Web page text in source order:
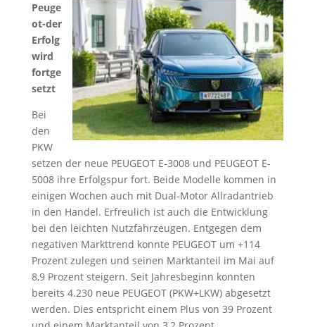
Peuge
ot-der
Erfolg
wird
fortge
setzt
Bei
den
PKW
setzen der neue PEUGEOT E-3008 und PEUGEOT E-
5008 ihre Erfolgspur fort. Beide Modelle kommen in
einigen Wochen auch mit Dual-Motor Allradantrieb
in den Handel. Erfreulich ist auch die Entwicklung
bei den leichten Nutzfahrzeugen. Entgegen dem
negativen Markttrend konnte PEUGEOT um +114
Prozent zulegen und seinen Marktanteil im Mai auf
8,9 Prozent steigern. Seit Jahresbeginn konnten
bereits 4.230 neue PEUGEOT (PKW+LKW) abgesetzt
werden. Dies entspricht einem Plus von 39 Prozent